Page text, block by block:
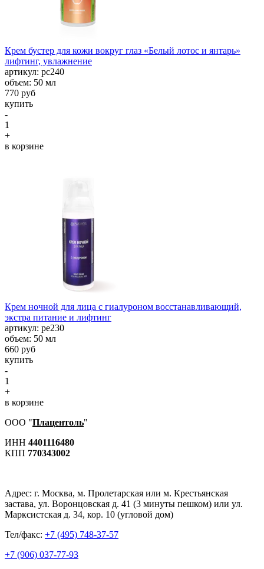
Крем бустер для кожи вокруг глаз «Белый лотос и янтарь»
лифтинг, увлажнение
aртикул: рс240
объем: 50 мл
770 руб
купить
-
1
+
в корзине
Крем ночной для лица с гиалуроном восстанавливающий,
экстра питание и лифтинг
aртикул: ре230
объем: 50 мл
660 руб
купить
-
1
+
в корзине
ООО "Плацентоль"
ИНН 4401116480
КПП 770343002
Адрес: г. Москва, м. Пролетарская или м. Крестьянская
застава, ул. Воронцовская д. 41 (3 минуты пешком) или ул.
Марксистская д. 34, кор. 10 (угловой дом)
Тел/факс: +7 (495) 748-37-57
+7 (906) 037-77-93